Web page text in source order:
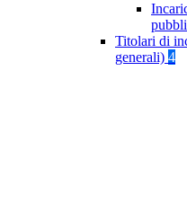
Titolari di
generali) 4